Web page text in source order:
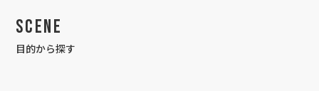
Scene
目的から探す